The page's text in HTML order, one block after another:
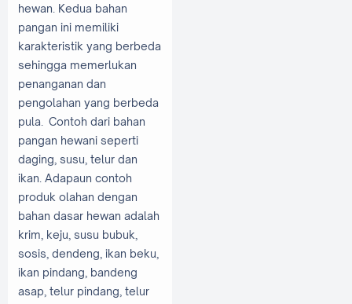
hewan. Kedua bahan
pangan ini memiliki
karakteristik yang berbeda
sehingga memerlukan
penanganan dan
pengolahan yang berbeda
pula. Contoh dari bahan
pangan hewani seperti
daging, susu, telur dan
ikan. Adapaun contoh
produk olahan dengan
bahan dasar hewan adalah
krim, keju, susu bubuk,
sosis, dendeng, ikan beku,
ikan pindang, bandeng
asap, telur pindang, telur